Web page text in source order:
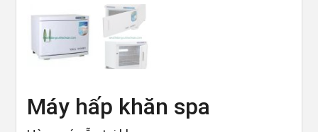
Máy hấp khăn spa